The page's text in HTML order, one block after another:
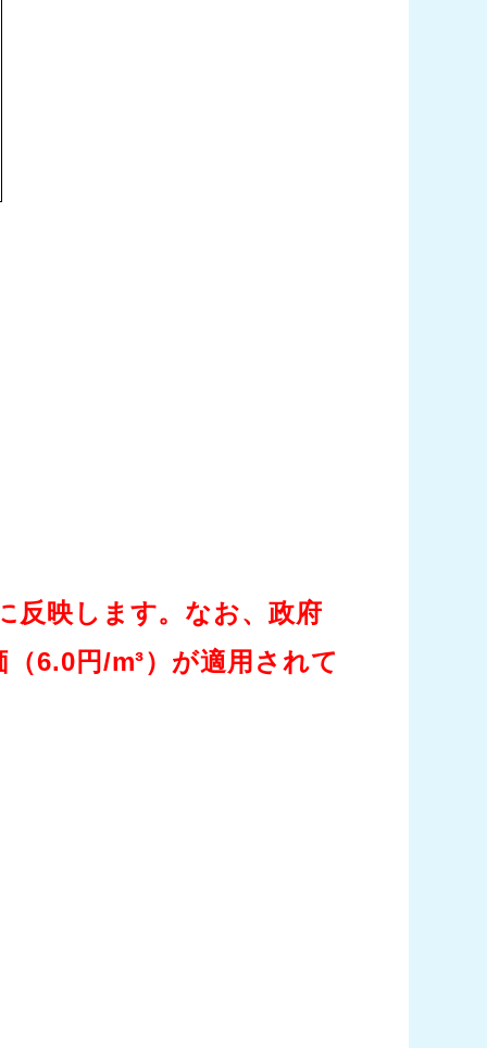
反映します。なお、政府
6.0円/m³）が適用されて